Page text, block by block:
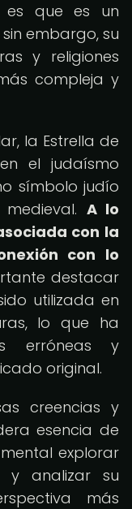
es que es un
embargo, su
y religiones
compleja y
la Estrella de
el judaísmo
símbolo judío
A lo
con la
con lo
destacar
utilizada en
lo que ha
erróneas y
original.
creencias y
esencia de
explorar
y analizar su
más